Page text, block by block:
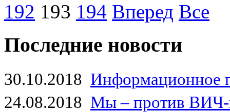
192 193 194 Вперед Все
Последние новости
30.10.2018 Информационное
24.08.2018 Мы – против